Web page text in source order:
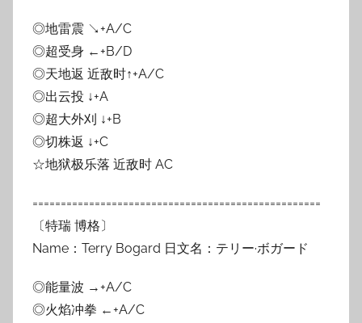
◎地雷震 ↘+A/C
◎超受身 ←+B/D
◎天地返 近敌时↑+A/C
◎出云投 ↓+A
◎超大外刈 ↓+B
◎切株返 ↓+C
☆地狱极乐落 近敌时 AC
===================================================
〔特瑞 博格〕
Name：Terry Bogard 日文名：テリー·ボガード
◎能量波 →+A/C
◎火焰冲拳 ←+A/C